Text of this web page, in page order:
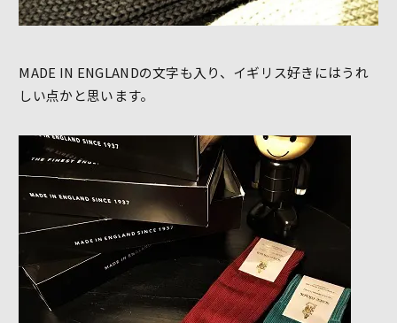
MADE IN ENGLANDの文字も入り、イギリス好きにはうれ
しい点かと思います。